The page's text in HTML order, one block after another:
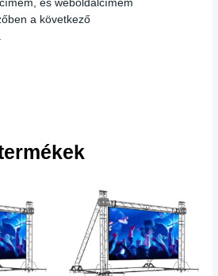
és weboldalcímem
a következő